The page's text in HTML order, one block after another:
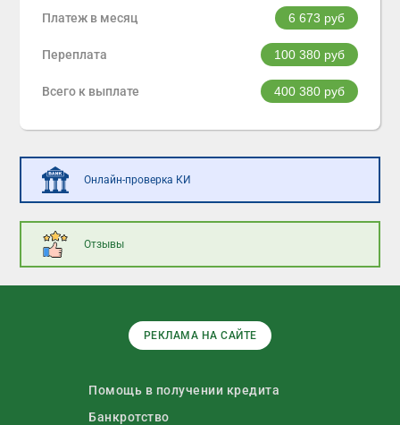
Платеж в месяц 6 673 руб
Переплата 100 380руб
Всего к выплате 400 380руб
Онлайн-проверка КИ
Отзывы
РЕКЛАМА НА САЙТЕ
Помощь в получении кредита
Банкротство